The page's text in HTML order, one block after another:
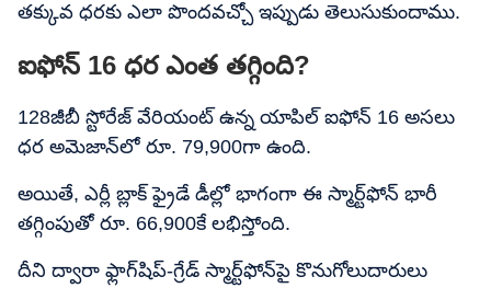
తక్కువ ధరకు ఎలా పొందవచ్చో ఇప్పుడు తెలుసుకుందాము.
ఐఫోన్ 16 ధర ఎంత తగ్గింది?
128జీబీ స్టోరేజ్ వేరియంట్ ఉన్న యాపిల్ ఐఫోన్ 16 అసలు
ధర అమెజాన్‌లో రూ. 79,900గా ఉంది.
అయితే, ఎర్లీ బ్లాక్ ఫ్రైడే డీల్లో భాగంగా ఈ స్మార్ట్‌ఫోన్ భారీ
తగ్గింపుతో రూ. 66,900కే లభిస్తోంది.
దీని ద్వారా ఫ్లాగ్‌షిప్-గ్రేడ్ స్మార్ట్‌ఫోన్‌పై కొనుగోలుదారులు